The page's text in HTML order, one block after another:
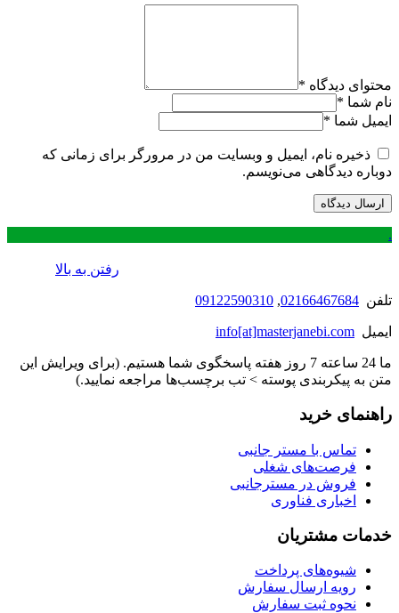
محتوای دیدگاه *
نام شما *
ایمیل شما *
ذخیره نام، ایمیل و وبسایت من در مرورگر برای زمانی که
دوباره دیدگاهی می‌نویسم.
.
رفتن به بالا
تلفن 02166467684
,
09122590310
ایمیل info[at]masterjanebi.com
ما 24 ساعته 7 روز هفته پاسخگوی شما هستیم. (برای ویرایش این
متن به پیکربندی پوسته > تب برچسب‌ها مراجعه نمایید.)
راهنمای خرید
تماس با مستر جانبی
فرصت‌های شغلی
فروش در مسترجانبی
اخباری فناوری
خدمات مشتریان
شیوه‌های پرداخت
رویه ارسال سفارش
نحوه ثبت سفارش